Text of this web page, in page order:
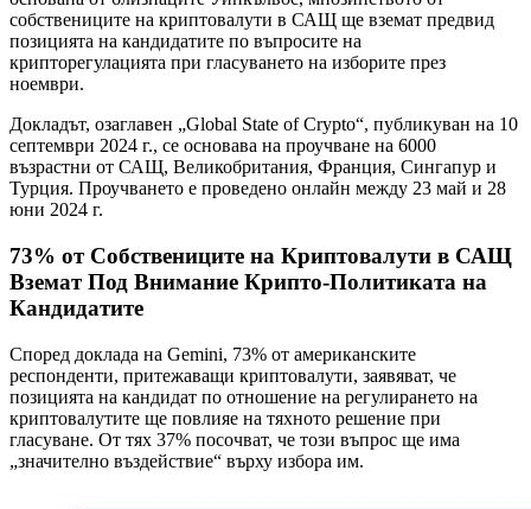
собствениците на криптовалути в САЩ ще вземат предвид
позицията на кандидатите по въпросите на
крипторегулацията при гласуването на изборите през
ноември.
Докладът, озаглавен „Global State of Crypto“, публикуван на 10
септември 2024 г., се основава на проучване на 6000
възрастни от САЩ, Великобритания, Франция, Сингапур и
Турция. Проучването е проведено онлайн между 23 май и 28
юни 2024 г.
73% от Собствениците на Криптовалути в САЩ
Вземат Под Внимание Крипто-Политиката на
Кандидатите
Според доклада на Gemini, 73% от американските
респонденти, притежаващи криптовалути, заявяват, че
позицията на кандидат по отношение на регулирането на
криптовалутите ще повлияе на тяхното решение при
гласуване. От тях 37% посочват, че този въпрос ще има
„значително въздействие“ върху избора им.